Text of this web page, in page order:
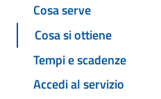
Cosa serve
Cosa si ottiene
Tempi e scadenze
Accedi al servizio